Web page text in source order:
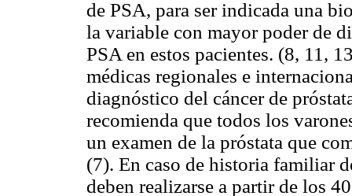
de PSA, para ser indicada una
la variable con mayor poder de
PSA en estos pacientes. (8, 11,
médicas regionales e
diagnóstico del cáncer de
recomienda que todos los
un examen de la próstata que
(7). En caso de historia familiar
deben realizarse a partir de los